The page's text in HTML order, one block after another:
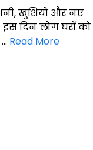
खुशियों और नए
दिन लोग घरों को
Read More